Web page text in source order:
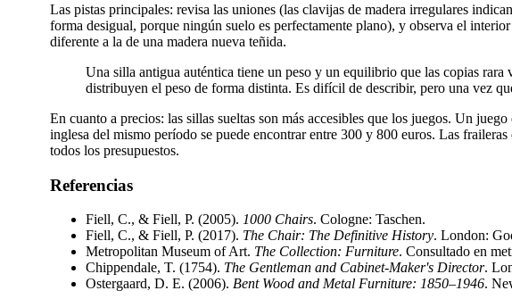
Las pistas principales: revisa las uniones (las clavijas de madera irregulares
forma desigual, porque ningún suelo es perfectamente plano), y observa el
diferente a la de una madera nueva teñida.
Una silla antigua auténtica tiene un peso y un equilibrio que las copias
distribuyen el peso de forma distinta. Es difícil de describir, pero una vez
En cuanto a precios: las sillas sueltas son más accesibles que los juegos. Un
inglesa del mismo período se puede encontrar entre 300 y 800 euros. Las
todos los presupuestos.
Referencias
Fiell, C., & Fiell, P. (2005). 1000 Chairs. Cologne: Taschen.
Fiell, C., & Fiell, P. (2017). The Chair: The Definitive History. London:
Metropolitan Museum of Art. The Collection: Furniture. Consultado en
Chippendale, T. (1754). The Gentleman and Cabinet-Maker's Director.
Ostergaard, D. E. (2006). Bent Wood and Metal Furniture: 1850–1946.